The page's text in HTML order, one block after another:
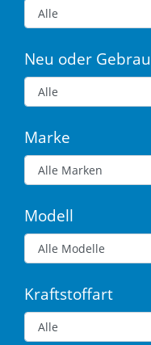
Neu oder
Marke
Modell
Kraftstoffart